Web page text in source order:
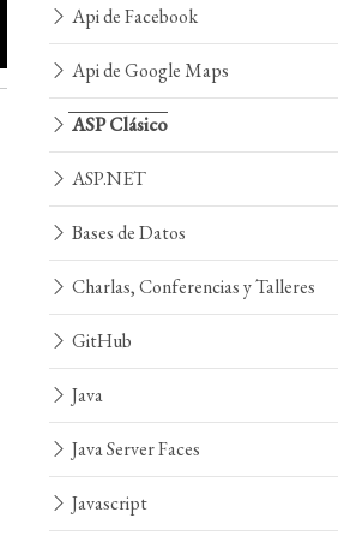
Api de Facebook
Api de Google Maps
ASP Clásico
ASP.NET
Bases de Datos
Charlas, Conferencias y Talleres
GitHub
Java
Java Server Faces
Javascript